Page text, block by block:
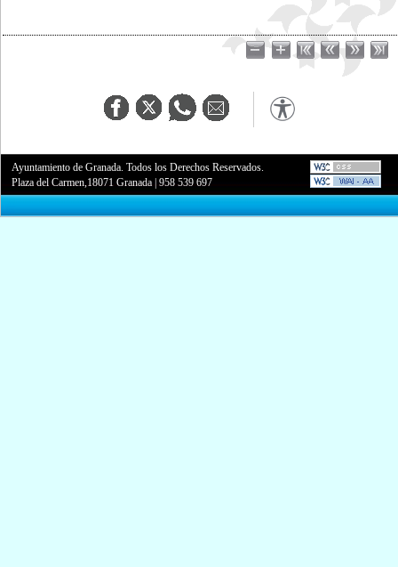
Ayuntamiento de Granada. Todos los Derechos Reservados.
Plaza del Carmen,18071 Granada |958 539 697